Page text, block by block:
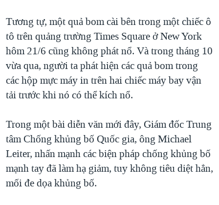
Tương tự, một quả bom cài bên trong một chiếc ô
tô trên quảng trường Times Square ở New York
hôm 21/6 cũng không phát nổ. Và trong tháng 10
vừa qua, người ta phát hiện các quả bom trong
các hộp mực máy in trên hai chiếc máy bay vận
tải trước khi nó có thể kích nổ.
Trong một bài diễn văn mới đây, Giám đốc Trung
tâm Chống khủng bố Quốc gia, ông Michael
Leiter, nhấn mạnh các biện pháp chống khủng bố
mạnh tay đã làm hạ giảm, tuy không tiêu diệt hẳn,
mối đe dọa khủng bố.